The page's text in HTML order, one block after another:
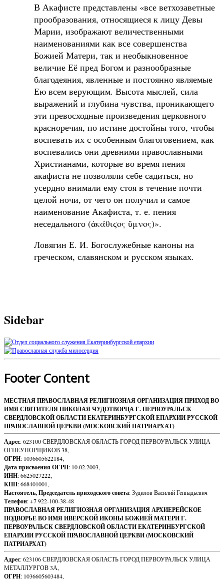
В Акафисте представлены «все ветхозаветные
прообразования, относящиеся к лицу Девы
Марии, изображают величественными
наименованиями как все совершенства
Божией Матери, так и необыкновенное
величие Её пред Богом и разнообразные
благодеяния, явленные и постоянно являемые
Ею всем верующим. Высота мыслей, сила
выражений и глубина чувства, проникающего
эти превосходные произведения церковного
красноречия, по истине достойны того, чтобы
воспевать их с особенным благоговением, как
воспевались они древними православными
Христианами, которые во время пения
акафиста не позволяли себе садиться, но
усердно внимали ему стоя в течение почти
целой ночи, от чего он получил и самое
наименование Акафиста, т. е. пения
неседального (ἀκάθιϛος ὕμνος)».
Ловягин Е. И. Богослужебные каноны на
греческом, славянском и русском языках.
Sidebar
Footer Content
МЕСТНАЯ ПРАВОСЛАВНАЯ РЕЛИГИОЗНАЯ ОРГАНИЗАЦИЯ ПРИХОД ВО
ИМЯ СВЯТИТЕЛЯ НИКОЛАЯ ЧУДОТВОРЦА Г. ПЕРВОУРАЛЬСК
СВЕРДЛОВСКОЙ ОБЛАСТИ ЕКАТЕРИНБУРГСКОЙ ЕПАРХИИ РУССКОЙ
ПРАВОСЛАВНОЙ ЦЕРКВИ (МОСКОВСКИЙ ПАТРИАРХАТ)
Адрес: 623100 СВЕРДЛОВСКАЯ ОБЛАСТЬ ГОРОД ПЕРВОУРАЛЬСК УЛИЦА
ОГНЕУПОРЩИКОВ 38,
ОГРН: 1036605622184,
Дата присвоения ОГРН: 10.02.2003,
ИНН: 6625027222,
КПП: 668401001,
Настоятель, Председатель приходского совета: Зудилов Василий Геннадьевич
Телефон: +7 922-100-38-48
ПРАВОСЛАВНАЯ РЕЛИГИОЗНАЯ ОРГАНИЗАЦИЯ АРХИЕРЕЙСКОЕ
ПОДВОРЬЕ ВО ИМЯ ИВЕРСКОЙ ИКОНЫ БОЖИЕЙ МАТЕРИ Г.
ПЕРВОУРАЛЬСК СВЕРДЛОВСКОЙ ОБЛАСТИ ЕКАТЕРИНБУРГСКОЙ
ЕПАРХИИ РУССКОЙ ПРАВОСЛАВНОЙ ЦЕРКВИ (МОСКОВСКИЙ
ПАТРИАРХАТ)
Адрес: 623106 СВЕРДЛОВСКАЯ ОБЛАСТЬ ГОРОД ПЕРВОУРАЛЬСК УЛИЦА
МЕТАЛЛУРГОВ 3А,
ОГРН: 1036605603484,